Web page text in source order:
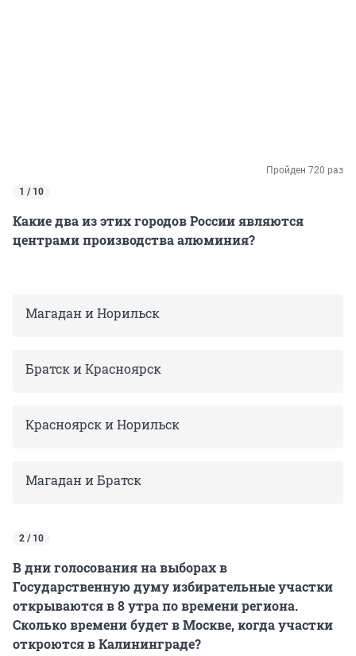
Пройден 720 раз
1 / 10
Какие два из этих городов России являются
центрами производства алюминия?
Магадан и Норильск
Братск и Красноярск
Красноярск и Норильск
Магадан и Братск
2 / 10
В дни голосования на выборах в
Государственную думу избирательные участки
открываются в 8 утра по времени региона.
Сколько времени будет в Москве, когда участки
откроются в Калининграде?